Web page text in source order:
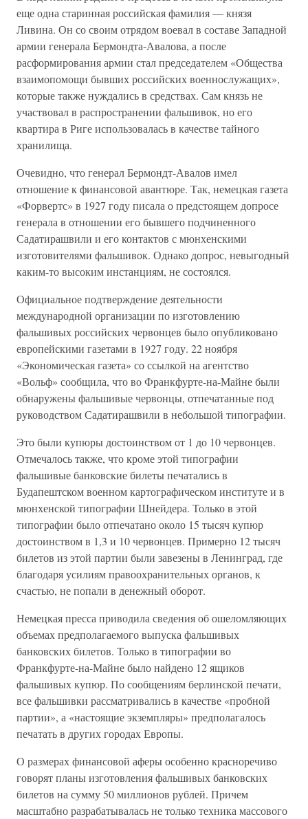
еще одна старинная российская фамилия — князя
Ливина. Он со своим отрядом воевал в составе Западной
армии генерала Бермондта-Авалова, а после
расформирования армии стал председателем «Общества
взаимопомощи бывших российских военнослужащих»,
которые также нуждались в средствах. Сам князь не
участвовал в распространении фальшивок, но его
квартира в Риге использовалась в качестве тайного
хранилища.
Очевидно, что генерал Бермондт-Авалов имел
отношение к финансовой авантюре. Так, немецкая газета
«Форвертс» в 1927 году писала о предстоящем допросе
генерала в отношении его бывшего подчиненного
Садатирашвили и его контактов с мюнхенскими
изготовителями фальшивок. Однако допрос, невыгодный
каким-то высоким инстанциям, не состоялся.
Официальное подтверждение деятельности
международной организации по изготовлению
фальшивых российских червонцев было опубликовано
европейскими газетами в 1927 году. 22 ноября
«Экономическая газета» со ссылкой на агентство
«Вольф» сообщила, что во Франкфурте-на-Майне были
обнаружены фальшивые червонцы, отпечатанные под
руководством Садатирашвили в небольшой типографии.
Это были купюры достоинством от 1 до 10 червонцев.
Отмечалось также, что кроме этой типографии
фальшивые банковские билеты печатались в
Будапештском военном картографическом институте и в
мюнхенской типографии Шнейдера. Только в этой
типографии было отпечатано около 15 тысяч купюр
достоинством в 1,3 и 10 червонцев. Примерно 12 тысяч
билетов из этой партии были завезены в Ленинград, где
благодаря усилиям правоохранительных органов, к
счастью, не попали в денежный оборот.
Немецкая пресса приводила сведения об ошеломляющих
объемах предполагаемого выпуска фальшивых
банковских билетов. Только в типографии во
Франкфурте-на-Майне было найдено 12 ящиков
фальшивых купюр. По сообщениям берлинской печати,
все фальшивки рассматривались в качестве «пробной
партии», а «настоящие экземпляры» предполагалось
печатать в других городах Европы.
О размерах финансовой аферы особенно красноречиво
говорят планы изготовления фальшивых банковских
билетов на сумму 50 миллионов рублей. Причем
масштабно разрабатывалась не только техника массового